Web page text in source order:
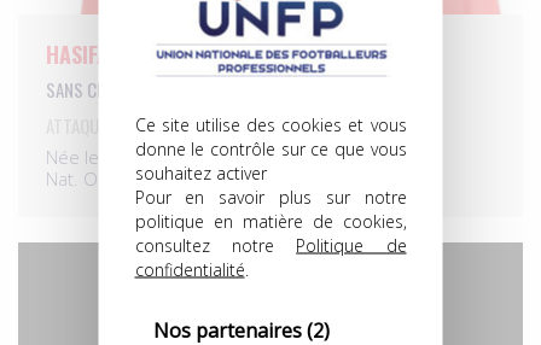
Ce site utilise des cookies et vous
donne le contrôle sur ce que vous
souhaitez activer
Pour en savoir plus sur notre
politique en matière de cookies,
consultez notre Politique de
confidentialité
Nos partenaires(2)
HASIFAH NASSUNA
SANS CLUB-ADH
Née le 16/02/1998
Nat. Ouganda